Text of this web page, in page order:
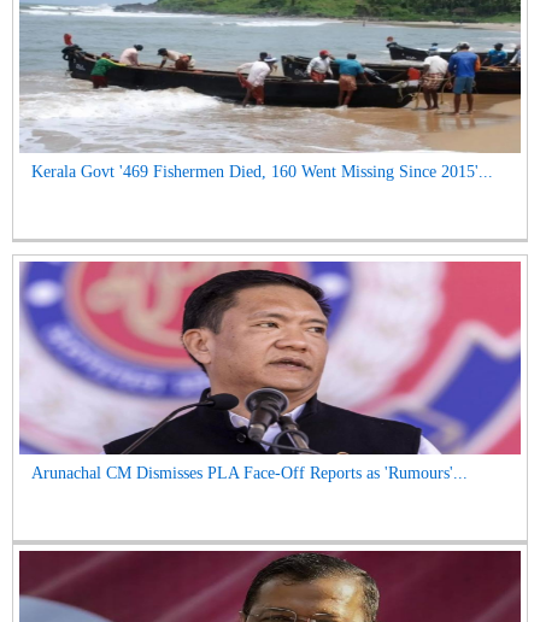
Kerala Govt '469 Fishermen Died, 160 Went Missing Since 2015'...
Arunachal CM Dismisses PLA Face-Off Reports as 'Rumours'...